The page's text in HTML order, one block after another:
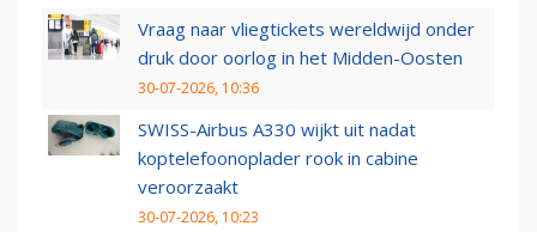
Vraag naar vliegtickets wereldwijd onder
druk door oorlog in het Midden-Oosten
30-07-2026, 10:36
SWISS-Airbus A330 wijkt uit nadat
koptelefoonoplader rook in cabine
veroorzaakt
30-07-2026, 10:23